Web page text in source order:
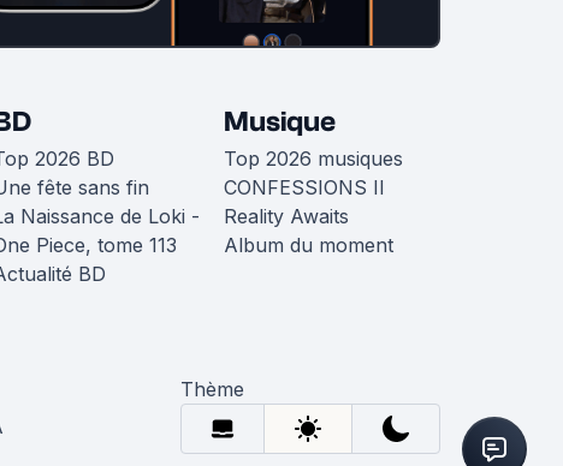
2026 BD
fête sans fin
Naissance de Loki -
Piece, tome 113
BD
Musique
Top 2026 musiques
CONFESSIONS II
Reality Awaits
Album du moment
Thème